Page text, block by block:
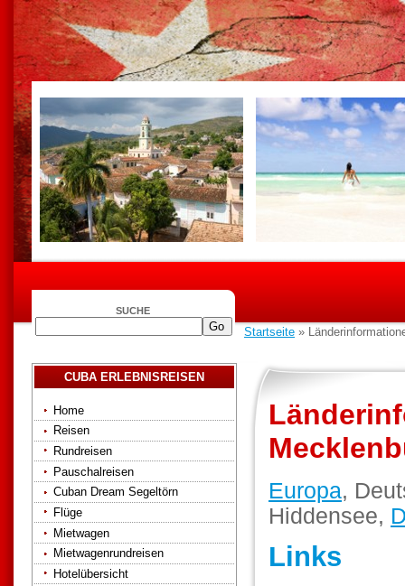
SUCHE
Startseite »
CUBA ERLEBNISREISEN
Home
Reisen
Rundreisen
Pauschalreisen
Cuban Dream Segeltörn
Flüge
Mietwagen
Mietwagenrundreisen
Hotelübersicht
Europa,
Hiddensee,
Links